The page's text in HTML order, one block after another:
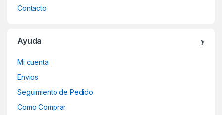
Contacto
Ayuda
Mi cuenta
Envios
Seguimiento de Pedido
Como Comprar